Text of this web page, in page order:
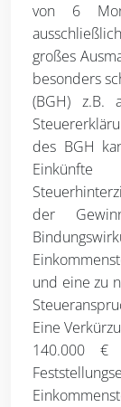
von 6
großes
besonders
(BGH) z.B.
des BGH
Einkünfte
der
und eine zu
Eine
140.000 €